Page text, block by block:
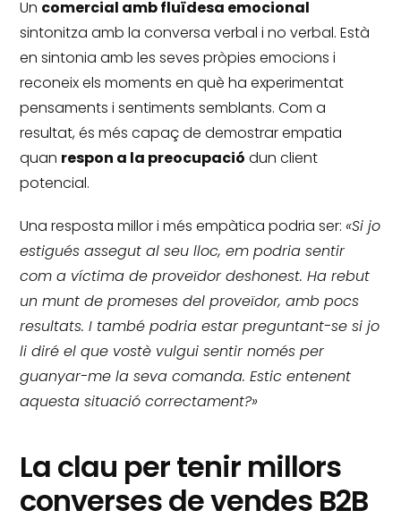
Un comercial amb fluïdesa emocional
sintonitza amb la conversa verbal i no verbal.Està
en sintonia amb les seves pròpies emocions i
reconeix els moments en què ha experimentat
pensaments i sentiments semblants.Com a
resultat, és més capaç de demostrar empatia
quan respon a la preocupació dun client
potencial.
Una resposta millor i més empàtica podria ser: «Si jo
estigués assegut al seu lloc, em podria sentir
com a víctima de proveïdor deshonest.Ha rebut
un munt de promeses del proveïdor, amb pocs
resultats.I també podria estar preguntant-se si jo
li diré el que vostè vulgui sentir només per
guanyar-me la seva comanda.Estic entenent
aquesta situació correctament?»
La clau per tenir millors
converses de vendes B2B